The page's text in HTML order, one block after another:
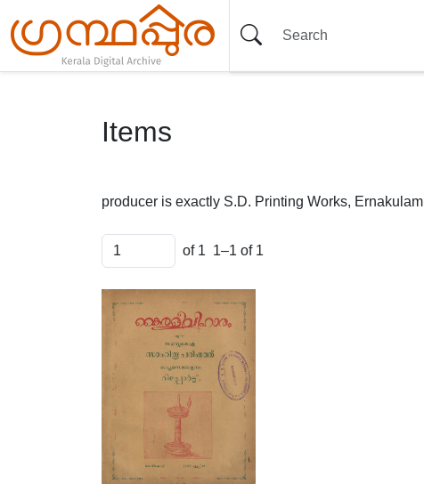
Items
producer is exactly S.D. Printing Works, Ernakulam
of 1 1–1 of 1